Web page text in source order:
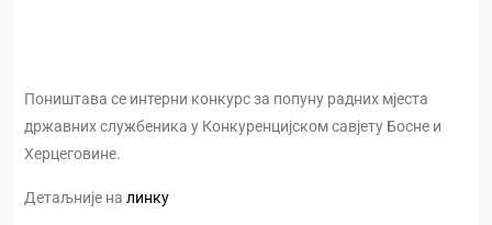
Поништава се интерни конкурс за попуну радних мјеста
државних службеника у Конкуренцијском савјету Босне и
Херцеговине.
Детаљније на линку